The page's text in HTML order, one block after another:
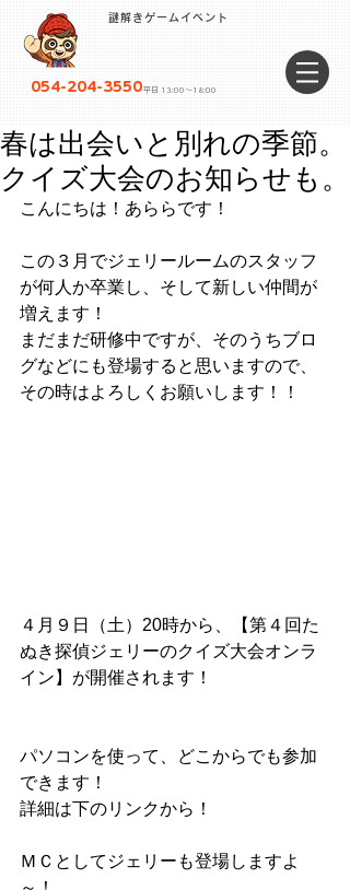
謎解きゲームイベント
054-204-3550 平日 13:00〜18:00
春は出会いと別れの季節。
クイズ大会のお知らせも。
こんにちは！あららです！
この３月でジェリールームのスタッフ
が何人か卒業し、そして新しい仲間が
増えます！
まだまだ研修中ですが、そのうちブロ
グなどにも登場すると思いますので、
その時はよろしくお願いします！！
４月９日（土）20時から、【第４回た
ぬき探偵ジェリーのクイズ大会オンラ
イン】が開催されます！
パソコンを使って、どこからでも参加
できます！
詳細は下のリンクから！
ＭＣとしてジェリーも登場しますよ